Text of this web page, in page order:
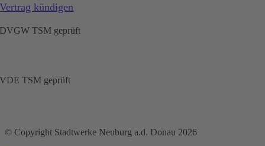
Vertrag kündigen
DVGW TSM geprüft
VDE TSM geprüft
© Copyright Stadtwerke Neuburg a.d. Donau 2026